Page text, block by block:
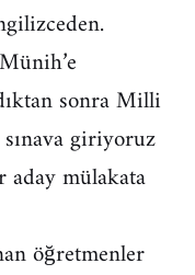
sonra Milli
giriyoruz
aday mülakata
öğretmenler